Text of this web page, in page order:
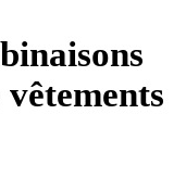
vêtements